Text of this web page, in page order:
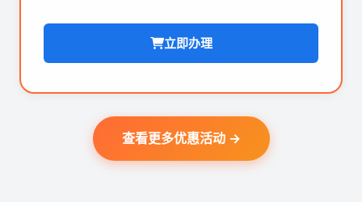
立即办理
查看更多优惠活动 →